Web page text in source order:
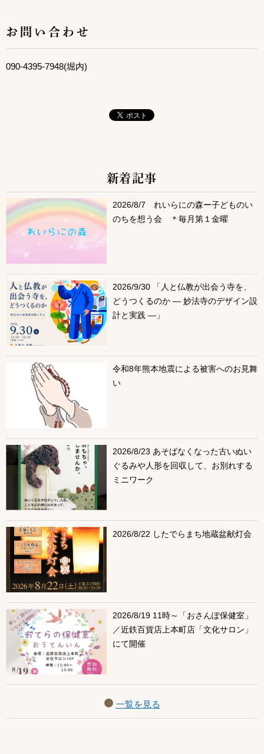
お問い合わせ
090-4395-7948(堀内)
サブコンテンツ
新着記事
2026/8/7 れいらにの森ー子どものい
のちを想う会 ＊毎月第１金曜
2026/9/30 「人と仏教が出会う寺を、
どうつくるのか ― 妙法寺のデザイン設
計と実践 ―」
令和8年熊本地震による被害へのお見舞
い
2026/8/23 あそばなくなった古いぬい
ぐるみや人形を回収して、お別れする
ミニワーク
2026/8/22 したでらまち地蔵盆献灯会
2026/8/19 11時～「おさんぽ保健室」
／近鉄百貨店上本町店「文化サロン」
にて開催
一覧を見る